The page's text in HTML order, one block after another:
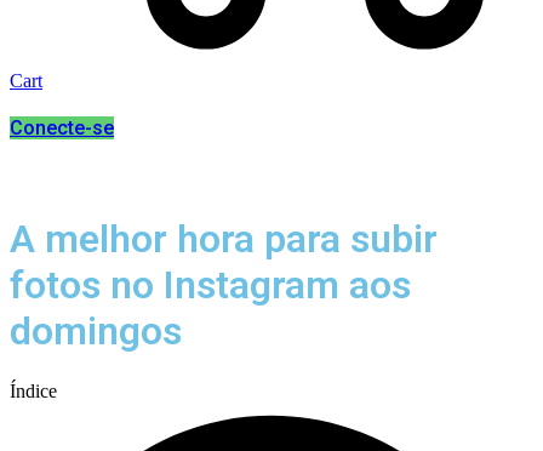
Cart
Conecte-se
A melhor hora para subir
fotos no Instagram aos
domingos
Índice